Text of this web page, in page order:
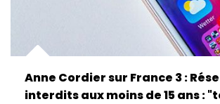
Anne Cordier sur France 3 :
interdits aux moins de 15 ans :